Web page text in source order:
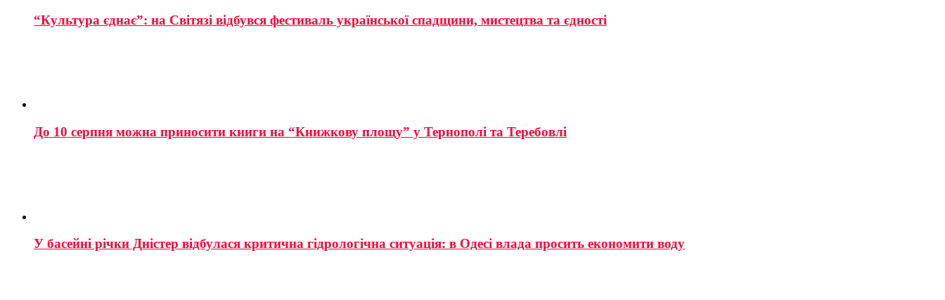
“Культура єднає”: на Світязі відбувся фестиваль української спадщини, мистецтва та єдності
До 10 серпня можна приносити книги на “Книжкову площу” у Тернополі та Теребовлі
У басейні річки Дністер відбулася критична гідрологічна ситуація: в Одесі влада просить економити воду